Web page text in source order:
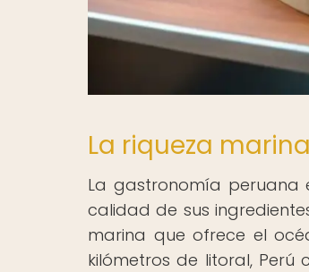
La riqueza
La gastronomía peruana
calidad de sus
marina que ofrece el
kilómetros de litoral,